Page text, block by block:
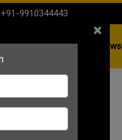
+91-9910344443
IBC PSC News
×